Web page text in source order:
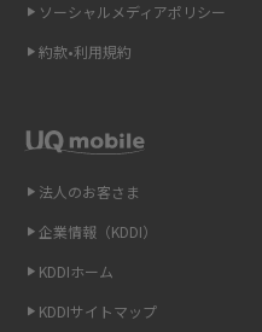
Wi-Fi 6とは？Wi-Fi 5との違いやメ
Wi-Fiを自宅に設置する方法は？必
光ファイバーとは？仕組みやメリ
やすく解説
を解説
法人のお客さま
企業情報（KDDI）
KDDIホーム
KDDIサイトマップ
ソーシャルメディアポリシー
約款•利用規約